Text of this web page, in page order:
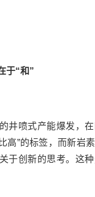
于“和”
井喷式产能爆发，
高”的标签，而新岩
于创新的思考。 这